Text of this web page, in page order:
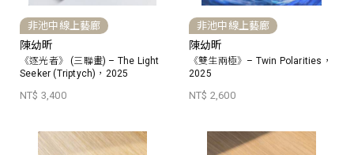
非池中線上藝廊
陳幼昕
《逐光者》 (三聯畫) – The Light
Seeker (Triptych)，2025
NT$ 3,400
非池中線上藝廊
陳幼昕
《雙生兩極》– Twin Polarities，
2025
NT$ 2,600